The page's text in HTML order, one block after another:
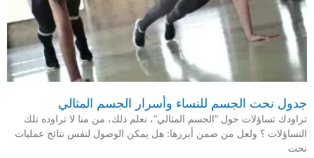
جدول نحت الجسم للنساء وأسرار الجسم المثالي
تراودك تساؤلات حول “الجسم المثالي”، نعلم ذلك، من منا لا تراوده تلك
التساؤلات ؟ ولعل من ضمن أبرزها: هل يمكن الوصول لنفس نتائج عمليات
نحت